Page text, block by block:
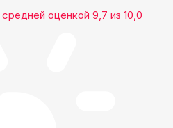
оценкой 9,7 из 10,0